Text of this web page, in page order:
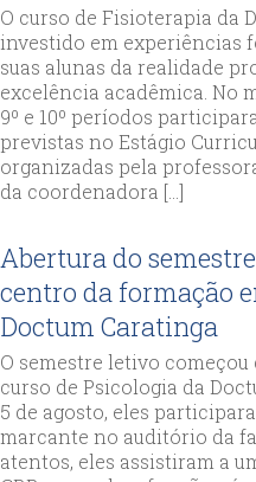
O curso de Fisioterapia da
investido em experiências
suas alunas da realidade
excelência acadêmica. No
9º e 10º períodos
previstas no Estágio
organizadas pela
da coordenadora […]
Abertura do
centro da formação
Doctum Caratinga
O semestre letivo
curso de Psicologia da
5 de agosto, eles
marcante no auditório da
atentos, eles assistiram a